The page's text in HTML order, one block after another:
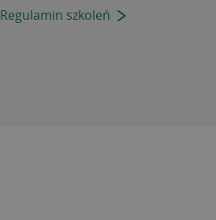
Regulamin szkoleń